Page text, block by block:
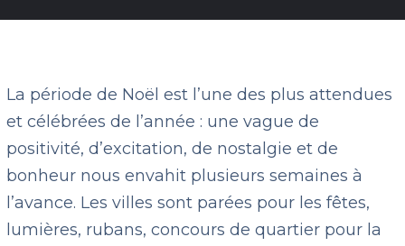
La période de Noël est l’une des plus attendues
et célébrées de l’année : une vague de
positivité, d’excitation, de nostalgie et de
bonheur nous envahit plusieurs semaines à
l’avance. Les villes sont parées pour les fêtes,
lumières, rubans, concours de quartier pour la